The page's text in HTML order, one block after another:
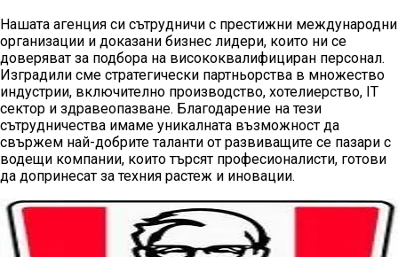
Нашата агенция си сътрудничи с престижни международни
организации и доказани бизнес лидери, които ни се
доверяват за подбора на висококвалифициран персонал.
Изградили сме стратегически партньорства в множество
индустрии, включително производство, хотелиерство, IT
сектор и здравеопазване. Благодарение на тези
сътрудничества имаме уникалната възможност да
свържем най-добрите таланти от развиващите се пазари с
водещи компании, които търсят професионалисти, готови
да допринесат за техния растеж и иновации.